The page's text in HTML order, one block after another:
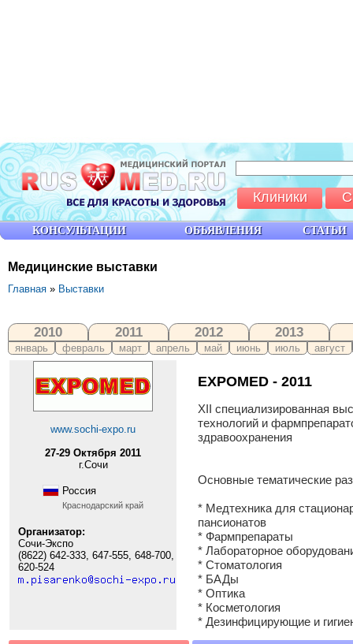
Медицинские выставки
Главная » Выставки
2010 2011 2012 2013
январь февраль март апрель май июнь июль август
www.sochi-expo.ru
27-29 Октября 2011
г.Сочи
Россия
Краснодарский край
Организатор:
Сочи-Экспо
(8622) 642-333, 647-555, 648-700,
620-524
EXPOMED - 2011
XII специализированная
технологий и
здравоохранения
Основные тематические
* Медтехника для
пансионатов
* Фармпрепараты
* Лабораторное
* Стоматология
* БАДы
* Оптика
* Косметология
* Дезинфицирующие и
КОНСУЛЬТАЦИИ ОБЪЯВЛЕНИЯ СТАТЬИ
Клиники